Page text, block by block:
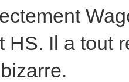
HS. Il a tout